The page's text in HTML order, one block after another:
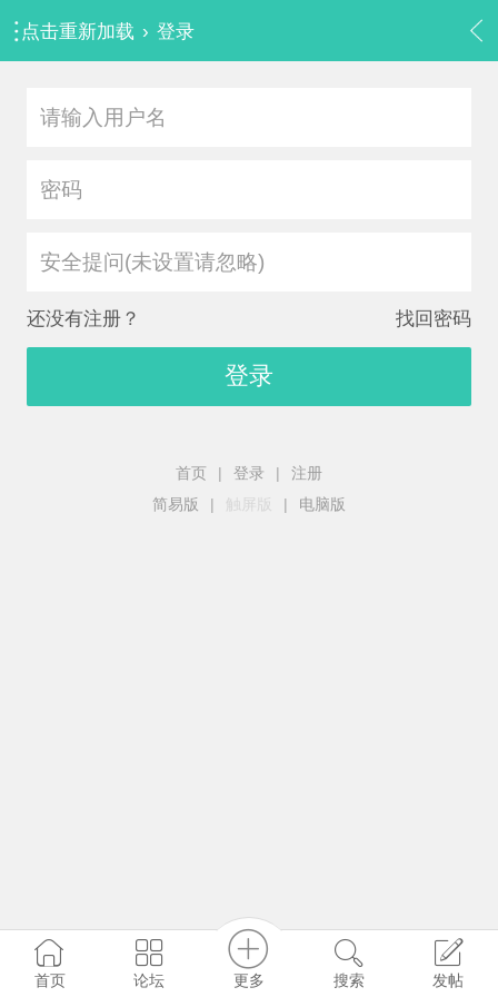
点击重新加载 › 登录
安全提问(未设置请忽略)
还没有注册？ 找回密码
登录
首页 | 登录 |
注册
简易版
| 触屏版 | 电脑版
首页 论坛 更多 搜索 发帖